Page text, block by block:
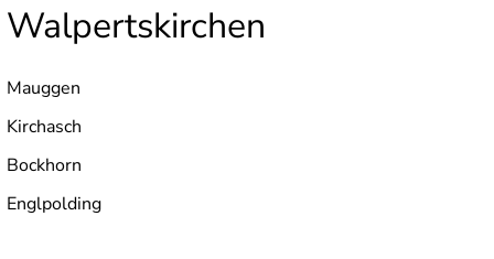
Walpertskirchen
Mauggen
Kirchasch
Bockhorn
Englpolding